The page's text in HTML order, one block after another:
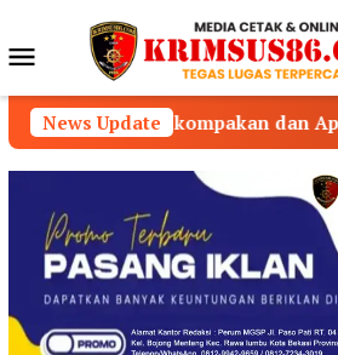
konten Menu
Mobile
News Update
dan Apresiasi RTRW Jadi